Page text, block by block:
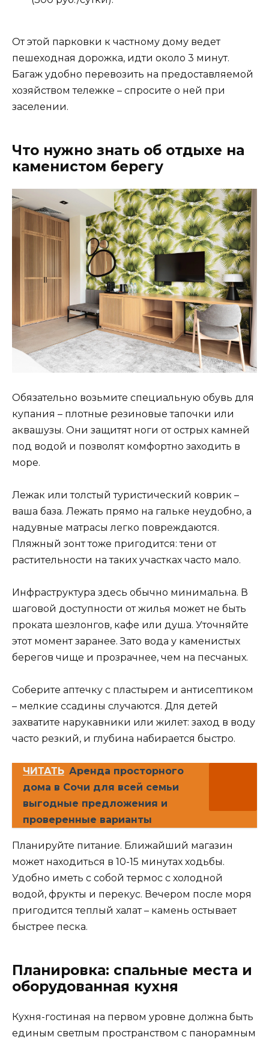
От этой парковки к частному дому ведет
пешеходная дорожка, идти около 3 минут.
Багаж удобно перевозить на предоставляемой
хозяйством тележке – спросите о ней при
заселении.
Что нужно знать об отдыхе на
каменистом берегу
Обязательно возьмите специальную обувь для
купания – плотные резиновые тапочки или
аквашузы. Они защитят ноги от острых камней
под водой и позволят комфортно заходить в
море.
Лежак или толстый туристический коврик –
ваша база. Лежать прямо на гальке неудобно, а
надувные матрасы легко повреждаются.
Пляжный зонт тоже пригодится: тени от
растительности на таких участках часто мало.
Инфраструктура здесь обычно минимальна. В
шаговой доступности от жилья может не быть
проката шезлонгов, кафе или душа. Уточняйте
этот момент заранее. Зато вода у каменистых
берегов чище и прозрачнее, чем на песчаных.
Соберите аптечку с пластырем и антисептиком
– мелкие ссадины случаются. Для детей
захватите нарукавники или жилет: заход в воду
часто резкий, и глубина набирается быстро.
ЧИТАТЬ Аренда просторного
дома в Сочи для всей семьи
выгодные предложения и
проверенные варианты
Планируйте питание. Ближайший магазин
может находиться в 10-15 минутах ходьбы.
Удобно иметь с собой термос с холодной
водой, фрукты и перекус. Вечером после моря
пригодится теплый халат – камень остывает
быстрее песка.
Планировка: спальные места и
оборудованная кухня
Кухня-гостиная на первом уровне должна быть
единым светлым пространством с панорамным